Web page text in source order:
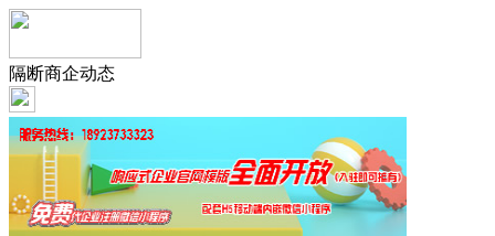
隔断商企动态